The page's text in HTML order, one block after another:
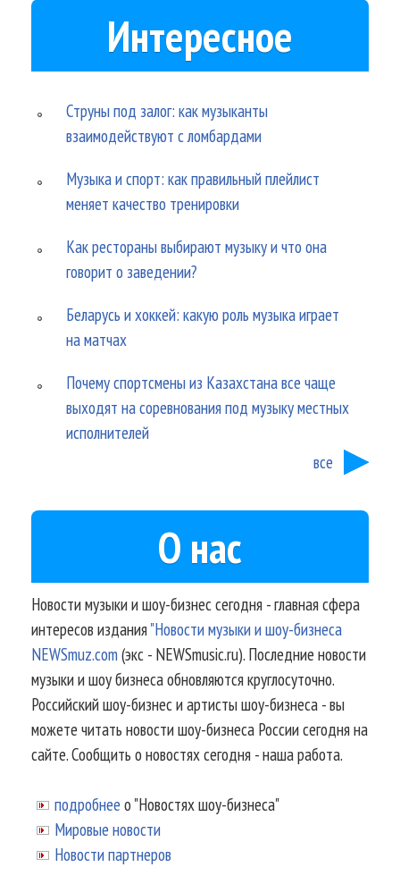
Интересное
Струны под залог: как музыканты
взаимодействуют с ломбардами
Музыка и спорт: как правильный плейлист
меняет качество тренировки
Как рестораны выбирают музыку и что она
говорит о заведении?
Беларусь и хоккей: какую роль музыка играет
на матчах
Почему спортсмены из Казахстана все чаще
выходят на соревнования под музыку местных
исполнителей
все
О нас
Новости музыки и шоу-бизнес сегодня - главная сфера
интересов издания"Новости музыки и шоу-бизнеса
NEWSmuz.com(экс - NEWSmusic.ru). Последние новости
музыки и шоу бизнеса обновляются круглосуточно.
Российский шоу-бизнес и артисты шоу-бизнеса - вы
можете читать новости шоу-бизнеса России сегодня на
сайте. Сообщить о новостях сегодня - наша работа.
подробнее о "Новостях шоу-бизнеса"
Мировые новости
Новости партнеров